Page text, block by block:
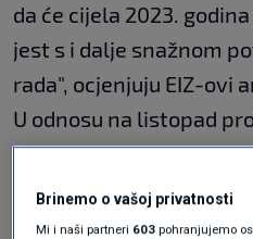
da će cijela 2023.
jest s i dalje snažnom
rada", ocjenjuju EIZ-ovi
U odnosu na listopad
prodavača, učitelja,
su među najtraženijim,
"istisnuli"knjigovođei
Brinemo o vašoj privatnosti
Mi i naši partneri 603 pohranjujemo